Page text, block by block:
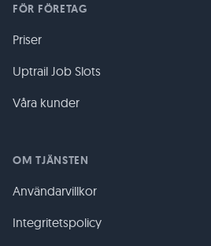
FÖR FÖRETAG
Priser
Uptrail Job Slots
Våra kunder
OM TJÄNSTEN
Användarvillkor
Integritetspolicy